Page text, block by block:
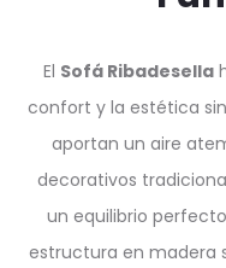
El Sofá Ribadesella
confort y la estética
aportan un aire
decorativos
un equilibrio
estructura en madera